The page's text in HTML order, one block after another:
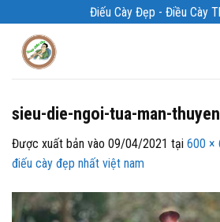
qua
Điếu Cày Đẹp - Điều Cày
sieu-die-ngoi-tua-man-thuyen
Được xuất bản vào 09/04/2021 tại 600 ×
điếu cày đẹp nhất việt nam